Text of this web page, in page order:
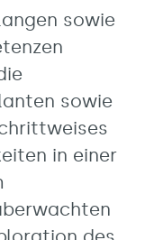
sowie
sowie
in einer